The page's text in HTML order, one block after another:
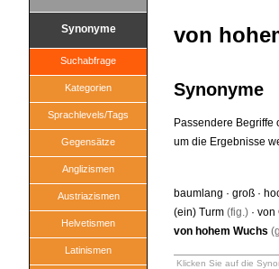
Synonyme
Suchabfrage
Kategorien
Sprachlevels/Tags
Gegensätze
Anglizismen
Austriazismen
Helvetismen
Latinismen
von
Synonyme
Passendere Begriffe
um die Ergebnisse
baumlang · groß ·
(ein) Turm (fig.) · von
von hohem Wuchs
Klicken Sie auf die